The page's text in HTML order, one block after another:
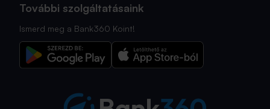
További szolgáltatásaink
Ismerd meg a Bank360 Koint!